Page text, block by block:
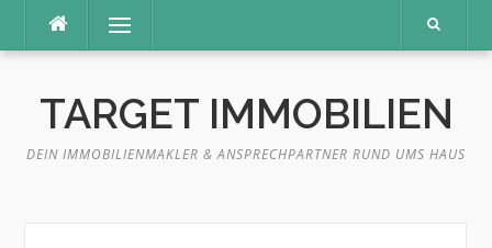
Inhalt
Menü
TARGET IMMOBILIEN
DEIN IMMOBILIENMAKLER & ANSPRECHPARTNER RUND UMS HAUS